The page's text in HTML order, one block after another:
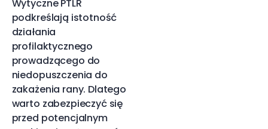
Wytyczne PTLR
podkreślają istotność
działania
profilaktycznego
prowadzącego do
niedopuszczenia do
zakażenia rany. Dlatego
warto zabezpieczyć się
przed potencjalnym